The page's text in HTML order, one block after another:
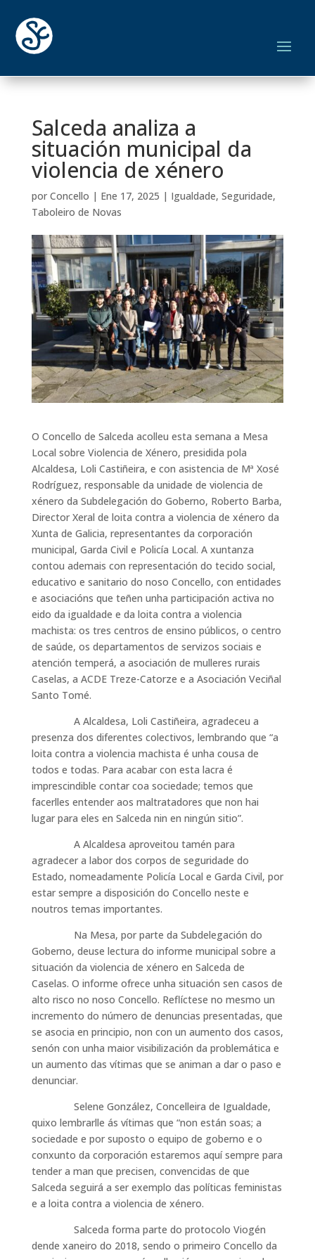
Salceda analiza a
situación municipal da
violencia de xénero
por Concello | Ene 17, 2025 | Igualdade, Seguridade,
Taboleiro de Novas
O Concello de Salceda acolleu esta semana a Mesa
Local sobre Violencia de Xénero, presidida pola
Alcaldesa, Loli Castiñeira, e con asistencia de Mª Xosé
Rodríguez, responsable da unidade de violencia de
xénero da Subdelegación do Goberno, Roberto Barba,
Director Xeral de loita contra a violencia de xénero da
Xunta de Galicia, representantes da corporación
municipal, Garda Civil e Policía Local. A xuntanza
contou ademais con representación do tecido social,
educativo e sanitario do noso Concello, con entidades
e asociacións que teñen unha participación activa no
eido da igualdade e da loita contra a violencia
machista: os tres centros de ensino públicos, o centro
de saúde, os departamentos de servizos sociais e
atención temperá, a asociación de mulleres rurais
Caselas, a ACDE Treze-Catorze e a Asociación Veciñal
Santo Tomé.
A Alcaldesa, Loli Castiñeira, agradeceu a
presenza dos diferentes colectivos, lembrando que “a
loita contra a violencia machista é unha cousa de
todos e todas. Para acabar con esta lacra é
imprescindible contar coa sociedade; temos que
facerlles entender aos maltratadores que non hai
lugar para eles en Salceda nin en ningún sitio”.
A Alcaldesa aproveitou tamén para
agradecer a labor dos corpos de seguridade do
Estado, nomeadamente Policía Local e Garda Civil, por
estar sempre a disposición do Concello neste e
noutros temas importantes.
Na Mesa, por parte da Subdelegación do
Goberno, deuse lectura do informe municipal sobre a
situación da violencia de xénero en Salceda de
Caselas. O informe ofrece unha situación sen casos de
alto risco no noso Concello. Reflíctese no mesmo un
incremento do número de denuncias presentadas, que
se asocia en principio, non con un aumento dos casos,
senón con unha maior visibilización da problemática e
un aumento das vítimas que se animan a dar o paso e
denunciar.
Selene González, Concelleira de Igualdade,
quixo lembrarlle ás vítimas que “non están soas; a
sociedade e por suposto o equipo de goberno e o
conxunto da corporación estaremos aquí sempre para
tender a man que precisen, convencidas de que
Salceda seguirá a ser exemplo das políticas feministas
e a loita contra a violencia de xénero.
Salceda forma parte do protocolo Viogén
dende xaneiro do 2018, sendo o primeiro Concello da